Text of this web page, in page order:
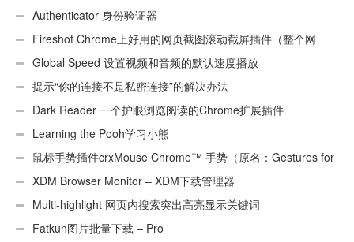
Authenticator 身份验证器
Fireshot Chrome上好用的网页截图滚动截屏插件（整个网
页）Global Speed 设置视频和音频的默认速度播放
提示“你的连接不是私密连接”的解决办法
Dark Reader 一个护眼浏览阅读的Chrome扩展插件
Learning the Pooh学习小熊
鼠标手势插件crxMouse Chrome™ 手势（原名：Gestures for
Chrome(TM)汉化版）
XDM Browser Monitor – XDM下载管理器
Multi-highlight 网页内搜索突出高亮显示关键词
Fatkun图片批量下载 – Pro